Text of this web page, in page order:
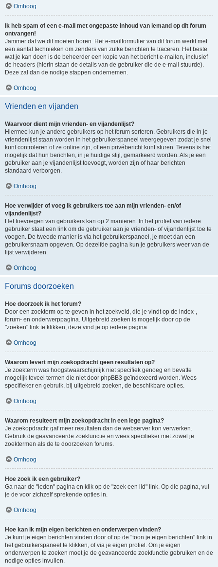
Omhoog
Ik heb spam of een e-mail met ongepaste inhoud van iemand op dit forum
ontvangen!
Jammer dat we dit moeten horen. Het e-mailformulier van dit forum werkt met
een aantal technieken om zenders van zulke berichten te traceren. Het beste
wat je kan doen is de beheerder een kopie van het bericht e-mailen, inclusief
de headers (hierin staan de details van de gebruiker die de e-mail stuurde).
Deze zal dan de nodige stappen ondernemen.
Omhoog
Vrienden en vijanden
Waarvoor dient mijn vrienden- en vijandenlijst?
Hiermee kun je andere gebruikers op het forum sorteren. Gebruikers die in je
vriendenlijst staan worden in het gebruikerspaneel weergegeven zodat je snel
kunt controleren of ze online zijn, of een privébericht kunt sturen. Tevens is het
mogelijk dat hun berichten, in je huidige stijl, gemarkeerd worden. Als je een
gebruiker aan je vijandenlijst toevoegt, worden zijn of haar berichten
standaard verborgen.
Omhoog
Hoe verwijder of voeg ik gebruikers toe aan mijn vrienden- en/of
vijandenlijst?
Het toevoegen van gebruikers kan op 2 manieren. In het profiel van iedere
gebruiker staat een link om de gebruiker aan je vrienden- of vijandenlijst toe te
voegen. De tweede manier is via het gebruikerspaneel, je moet dan een
gebruikersnaam opgeven. Op dezelfde pagina kun je gebruikers weer van de
lijst verwijderen.
Omhoog
Forums doorzoeken
Hoe doorzoek ik het forum?
Door een zoekterm op te geven in het zoekveld, die je vindt op de index-,
forum- en onderwerppagina. Uitgebreid zoeken is mogelijk door op de
"zoeken" link te klikken, deze vind je op iedere pagina.
Omhoog
Waarom levert mijn zoekopdracht geen resultaten op?
Je zoekterm was hoogstwaarschijnlijk niet specifiek genoeg en bevatte
mogelijk teveel termen die niet door phpBB3 geïndexeerd worden. Wees
specifieker en gebruik, bij uitgebreid zoeken, de beschikbare opties.
Omhoog
Waarom resulteert mijn zoekopdracht in een lege pagina?
Je zoekopdracht gaf meer resultaten dan de webserver kon verwerken.
Gebruik de geavanceerde zoekfunctie en wees specifieker met zowel je
zoektermen als de te doorzoeken forums.
Omhoog
Hoe zoek ik een gebruiker?
Ga naar de "leden" pagina en klik op de "zoek een lid" link. Op die pagina, vul
je de voor zichzelf sprekende opties in.
Omhoog
Hoe kan ik mijn eigen berichten en onderwerpen vinden?
Je kunt je eigen berichten vinden door of op de "toon je eigen berichten" link in
het gebruikerspaneel te klikken, of via je eigen profiel. Om je eigen
onderwerpen te zoeken moet je de geavanceerde zoekfunctie gebruiken en de
nodige opties invullen.